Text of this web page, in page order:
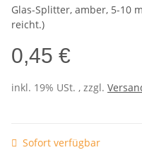
Glas-Splitter, amber, 5-10
reicht.)
0,45 €
inkl. 19% USt. , zzgl.
Sofort verfügbar